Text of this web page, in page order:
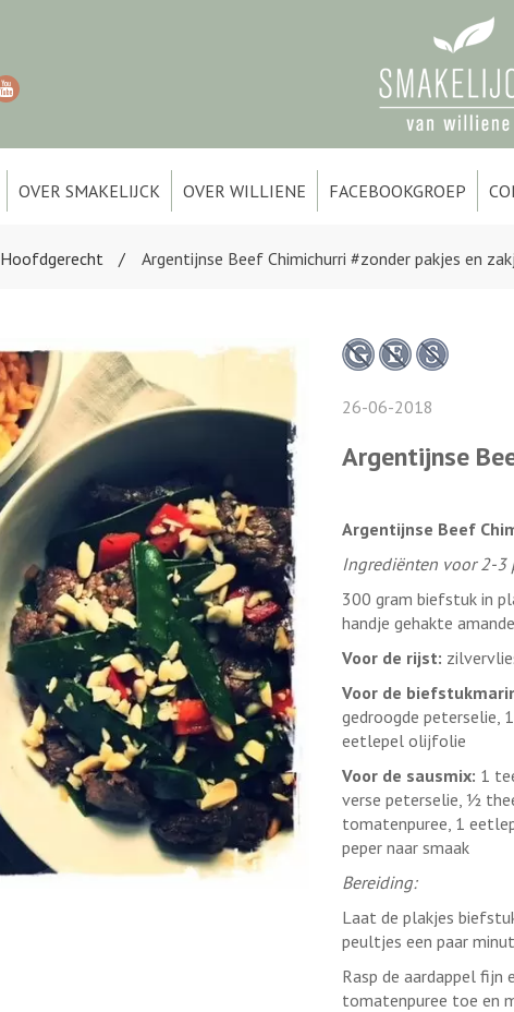
OVER SMAKELIJCK OVER WILLIENE FACEBOOKGROEP
Hoofdgerecht Argentijnse Beef Chimichurri #zonder pakjes en
26-06-2018
Argentijnse
Argentijnse Beef
Ingrediënten voor 2-3
300 gram biefstuk in
handje gehakte
Voor de rijst:
Voor de
gedroogde peterselie,
eetlepel olijfolie
Voor de sausmix: 1
verse peterselie, ½
tomatenpuree, 1
peper naar smaak
Bereiding:
Laat de plakjes
peultjes een paar
Rasp de aardappel fijn
tomatenpuree toe en